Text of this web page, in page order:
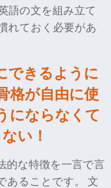
語の文を組み立て
れておく必要があ
できるように
格が自由に使
にならなくて
い！
的な特徴を一言で言
あることです。 文